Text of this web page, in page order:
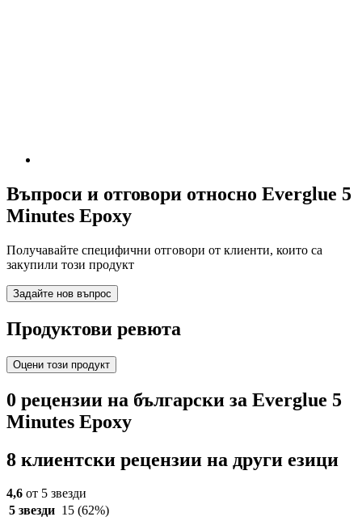
Въпроси и отговори относно Everglue 5
Minutes Epoxy
Получавайте специфични отговори от клиенти, които са
закупили този продукт
Задайте нов въпрос
Продуктови ревюта
Оцени този продукт
0 рецензии на български за Everglue 5
Minutes Epoxy
8 клиентски рецензии на други езици
4,6 от 5 звезди
5 звезди 15 (62%)